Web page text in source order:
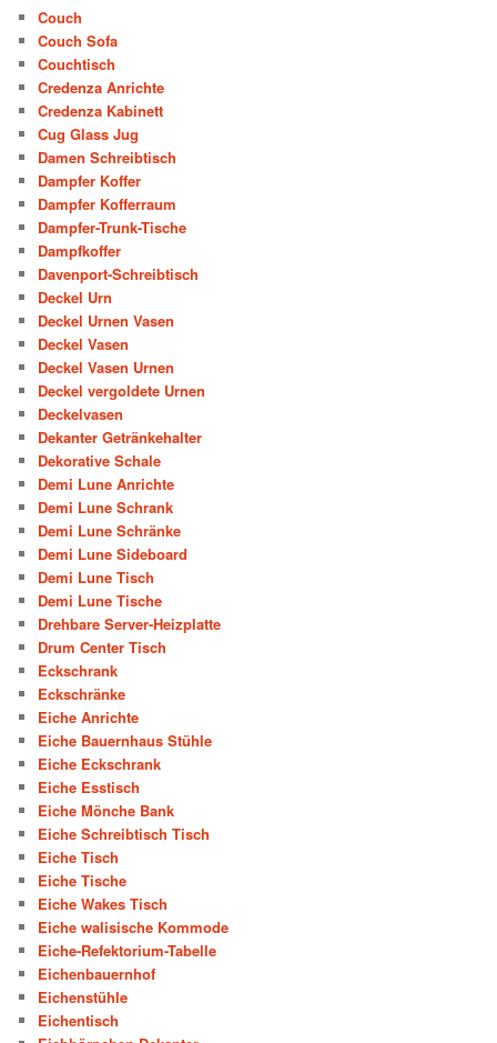
Couch
Couch Sofa
Couchtisch
Credenza Anrichte
Credenza Kabinett
Cug Glass Jug
Damen Schreibtisch
Dampfer Koffer
Dampfer Kofferraum
Dampfer-Trunk-Tische
Dampfkoffer
Davenport-Schreibtisch
Deckel Urn
Deckel Urnen Vasen
Deckel Vasen
Deckel Vasen Urnen
Deckel vergoldete Urnen
Deckelvasen
Dekanter Getränkehalter
Dekorative Schale
Demi Lune Anrichte
Demi Lune Schrank
Demi Lune Schränke
Demi Lune Sideboard
Demi Lune Tisch
Demi Lune Tische
Drehbare Server-Heizplatte
Drum Center Tisch
Eckschrank
Eckschränke
Eiche Anrichte
Eiche Bauernhaus Stühle
Eiche Eckschrank
Eiche Esstisch
Eiche Mönche Bank
Eiche Schreibtisch Tisch
Eiche Tisch
Eiche Tische
Eiche Wakes Tisch
Eiche walisische Kommode
Eiche-Refektorium-Tabelle
Eichenbauernhof
Eichenstühle
Eichentisch